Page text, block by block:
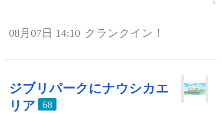
08月07日 14:10 クランクイン！
ジブリパークにナウシカエ
リア
68